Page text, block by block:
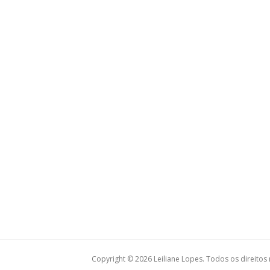
Copyright © 2026 Leiliane Lopes. Todos os direitos